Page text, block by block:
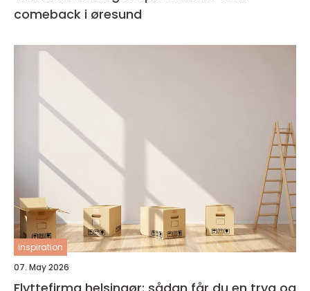
comeback i øresund
inspiration
07. May 2026